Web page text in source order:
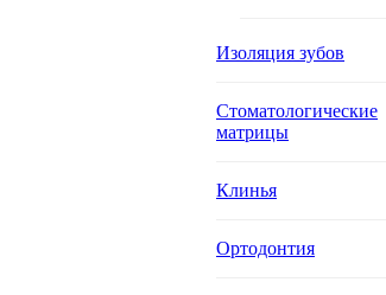
Изоляция зубов
Стоматологические
матрицы
Клинья
Ортодонтия